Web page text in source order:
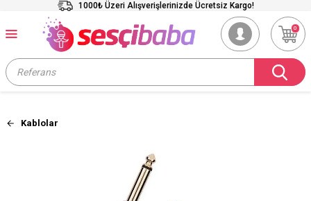
1000₺ Üzeri Alışverişlerinizde Ücretsiz Kargo!
0
Kablolar